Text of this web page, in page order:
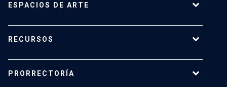
Escuela de Arte
Escuela de Diseño
Facultad de Comunicaciones
ESPACIOS DE ARTE
Galería Macchina
Espacio Vilches
RECURSOS
PRORRECTORÍA